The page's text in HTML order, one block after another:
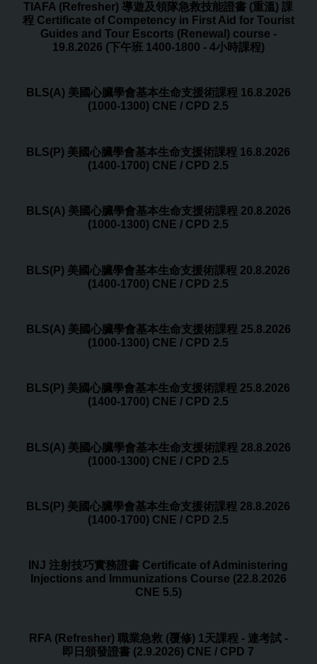
TIAFA (Refresher) 導遊及領隊急救技能證書 (重溫) 課
程 Certificate of Competency in First Aid for Tourist
Guides and Tour Escorts (Renewal) course -
19.8.2026 (下午班 1400-1800 - 4小時課程)
BLS(A) 美國心臟學會基本生命支援術課程 16.8.2026
(1000-1300) CNE / CPD 2.5
BLS(P) 美國心臟學會基本生命支援術課程 16.8.2026
(1400-1700) CNE / CPD 2.5
BLS(A) 美國心臟學會基本生命支援術課程 20.8.2026
(1000-1300) CNE / CPD 2.5
BLS(P) 美國心臟學會基本生命支援術課程 20.8.2026
(1400-1700) CNE / CPD 2.5
BLS(A) 美國心臟學會基本生命支援術課程 25.8.2026
(1000-1300) CNE / CPD 2.5
BLS(P) 美國心臟學會基本生命支援術課程 25.8.2026
(1400-1700) CNE / CPD 2.5
BLS(A) 美國心臟學會基本生命支援術課程 28.8.2026
(1000-1300) CNE / CPD 2.5
BLS(P) 美國心臟學會基本生命支援術課程 28.8.2026
(1400-1700) CNE / CPD 2.5
INJ 注射技巧實務證書 Certificate of Administering
Injections and Immunizations Course (22.8.2026
CNE 5.5)
RFA (Refresher) 職業急救 (覆修) 1天課程 - 連考試 -
即日頒發證書 (2.9.2026) CNE / CPD 7